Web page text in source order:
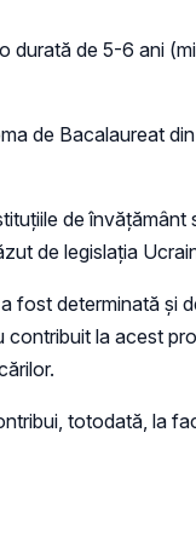
durată de 5-6 ani
de Bacalaureat
de învățământ
de legislația
fost determinată și
la acest
totodată, la